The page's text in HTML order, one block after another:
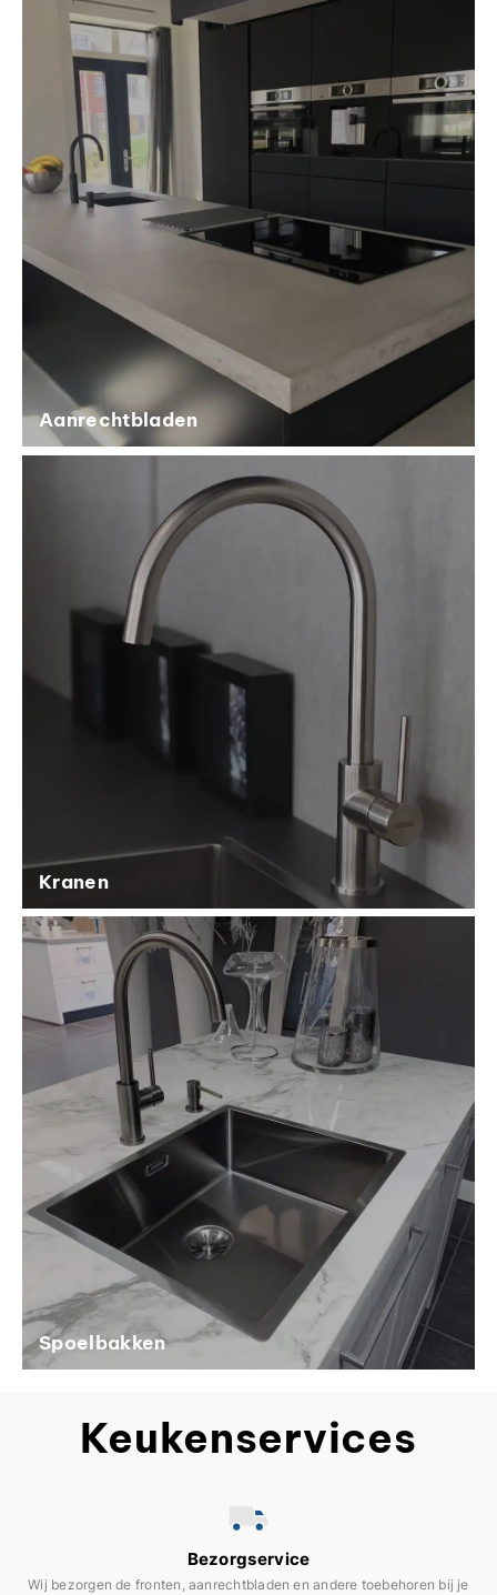
Aanrechtbladen
Kranen
Spoelbakken
Keukenservices
Bezorgservice
Wij bezorgen de fronten, aanrechtbladen en andere toebehoren bij je